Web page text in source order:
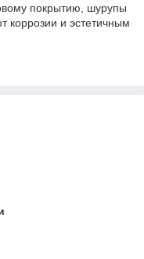
покрытию, шурупы
коррозии и эстетичным